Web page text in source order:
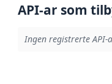
API-ar som
Ingen registrerte